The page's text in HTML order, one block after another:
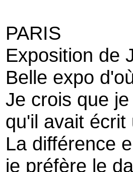
PARIS
Exposition de
Belle expo
Je crois que
qu'il avait
La différence
je préfère le